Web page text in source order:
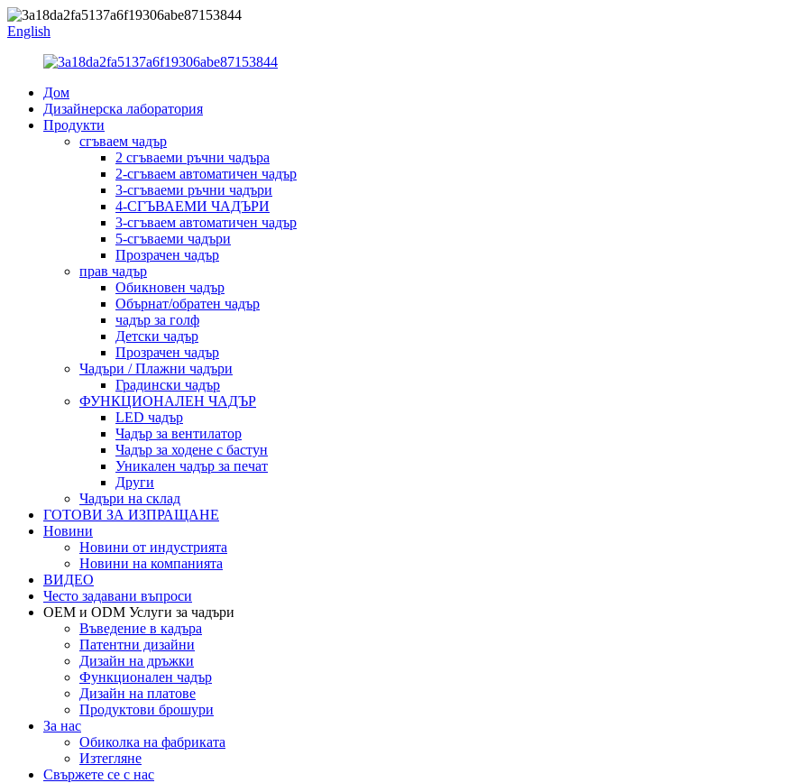
English
Дом
Дизайнерска лаборатория
Продукти
сгъваем чадър
2 сгъваеми ръчни чадъра
2-сгъваем автоматичен чадър
3-сгъваеми ръчни чадъри
4-СГЪВАЕМИ ЧАДЪРИ
3-сгъваем автоматичен чадър
5-сгъваеми чадъри
Прозрачен чадър
прав чадър
Обикновен чадър
Обърнат/обратен чадър
чадър за голф
Детски чадър
Прозрачен чадър
Чадъри / Плажни чадъри
Градински чадър
ФУНКЦИОНАЛЕН ЧАДЪР
LED чадър
Чадър за вентилатор
Чадър за ходене с бастун
Уникален чадър за печат
Други
Чадъри на склад
ГОТОВИ ЗА ИЗПРАЩАНЕ
Новини
Новини от индустрията
Новини на компанията
ВИДЕО
Често задавани въпроси
OEM и ODM Услуги за чадъри
Въведение в кадъра
Патентни дизайни
Дизайн на дръжки
Функционален чадър
Дизайн на платове
Продуктови брошури
За нас
Обиколка на фабриката
Изтегляне
Свържете се с нас